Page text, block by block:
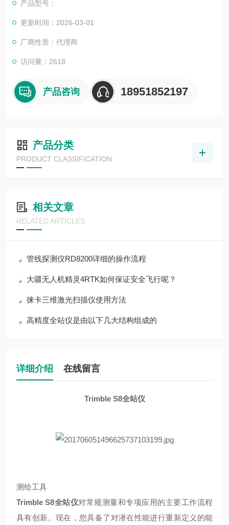
获得精准的测量数据。
产品型号：
更新时间：2026-03-01
厂商性质：代理商
访问量：2618
产品咨询 18951852197
产品分类
PRODUCT CLASSIFICATION
相关文章
RELATED ARTICLES
管线探测仪RD8200详细的操作流程
大疆无人机精灵4RTK如何保证安全飞行呢？
徕卡三维激光扫描仪使用方法
高精度全站仪是由以下几大结构组成的
详细介绍 在线留言
Trimble S8全站仪
测绘工具
Trimble S8全站仪对常规测量和专项应用的主要工作流程
具有创新。现在，您具备了对潜在性能进行重新定义的能